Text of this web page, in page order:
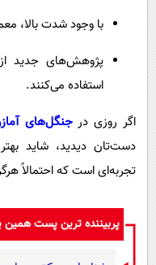
با وجود شدت بالا،
پژوهش‌های جدید
استفاده می‌کنند.
اگر روزی درجنگل‌های
دست‌تان دیدید، شاید
تجربه‌ای است که احتمالاً
پربیننده ترین پست